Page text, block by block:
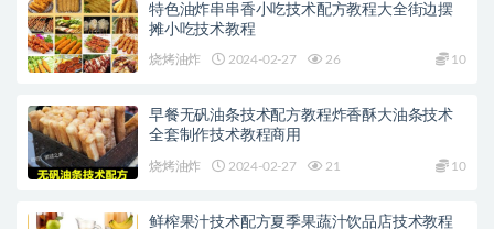
特色油炸串串香小吃技术配方教程大全街边摆
摊小吃技术教程
烧烤油炸 2024-02-27 26 10
早餐无矾油条技术配方教程炸香酥大油条技术
全套制作技术教程商用
烧烤油炸 2024-02-27 21 10
鲜榨果汁技术配方夏季果蔬汁饮品店技术教程